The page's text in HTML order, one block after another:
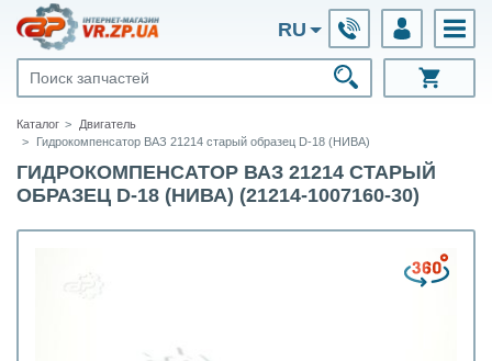
RU
Каталог
Двигатель
Гидрокомпенсатор ВАЗ 21214 старый образец D-18 (НИВА)
ГИДРОКОМПЕНСАТОР ВАЗ 21214 СТАРЫЙ
ОБРАЗЕЦ D-18 (НИВА) (21214-1007160-30)